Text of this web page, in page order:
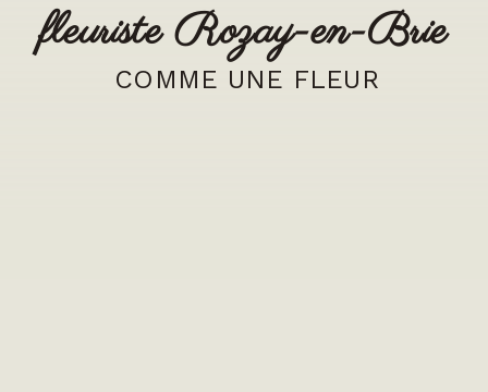
fleuriste Rozay-en-Brie
COMME UNE FLEUR